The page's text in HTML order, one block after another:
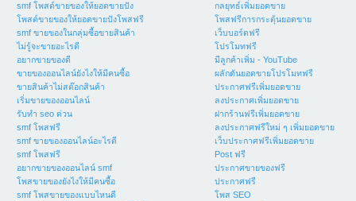
smf โพสต์ขายของให้ยอดขายปัง
โพสต์ขายของให้ยอดขายปังโพสฟรี
smf ขายของในกลุ่มซื้อขายสินค้า
ไม่รู้จะขายอะไรดี
อยากขายของดี
ขายของออนไลน์ยังไงให้มีคนซื้อ
ขายสินค้าไม่สต๊อกสินค้า
เริ่มขายของออนไลน์
รับทำ seo ด่วน
smf โพสฟรี
smf ขายของออนไลน์อะไรดี
smf โพสฟรี
อยากขายของออนไลน์ smf
โพสขายของยังไงให้มีคนซื้อ
smf โพสขายของแบบไหนดี
กลยุทธ์เพิ่มยอดขาย
โพสฟรีการกระตุ้นยอดขาย
เว็บบอร์ดฟรี
โปรโมทฟรี
มีลูกค้าเพิ่ม - YouTube
ผลักดันยอดขายโปรโมทฟรี
ประกาศฟรีเพิ่มยอดขาย
ลงประกาศเพิ่มยอดขาย
ฝากร้านฟรีเพิ่มยอดขาย
ลงประกาศฟรีใหม่ ๆ เพิ่มยอดขาย
เว็บประกาศฟรีเพิ่มยอดขาย
Post ฟรี
ประกาศขายของฟรี
ประกาศฟรี
โพส SEO